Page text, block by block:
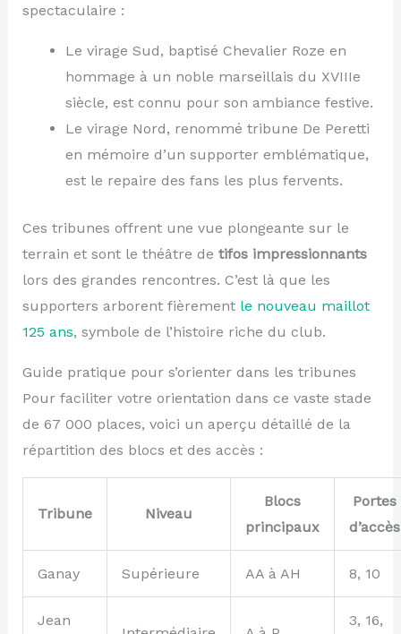
spectaculaire :
Le virage Sud, baptisé Chevalier Roze en
hommage à un noble marseillais du XVIIIe
siècle, est connu pour son ambiance festive.
Le virage Nord, renommé tribune De Peretti
en mémoire d’un supporter emblématique,
est le repaire des fans les plus fervents.
Ces tribunes offrent une vue plongeante sur le
terrain et sont le théâtre de tifos impressionnants
lors des grandes rencontres. C’est là que les
supporters arborent fièrement le nouveau maillot
125 ans, symbole de l’histoire riche du club.
Guide pratique pour s’orienter dans les tribunes
Pour faciliter votre orientation dans ce vaste stade
de 67 000 places, voici un aperçu détaillé de la
répartition des blocs et des accès :
Tribune Niveau
Blocs
principaux
Portes
d’accès
Ganay Supérieure AA à AH 8, 10
Jean
3, 16,